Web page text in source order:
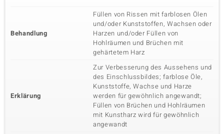
Behandlung
Füllen von Rissen mit farblosen Ölen
und/oder Kunststoffen, Wachsen oder
Harzen und/oder Füllen von
Hohlräumen und Brüchen mit
gehärtetem Harz
Erklärung
Zur Verbesserung des Aussehens und
des Einschlussbildes; farblose Öle,
Kunststoffe, Wachse und Harze
werden für gewöhnlich angewandt;
Füllen von Brüchen und Hohlräumen
mit Kunstharz wird für gewöhnlich
angewandt